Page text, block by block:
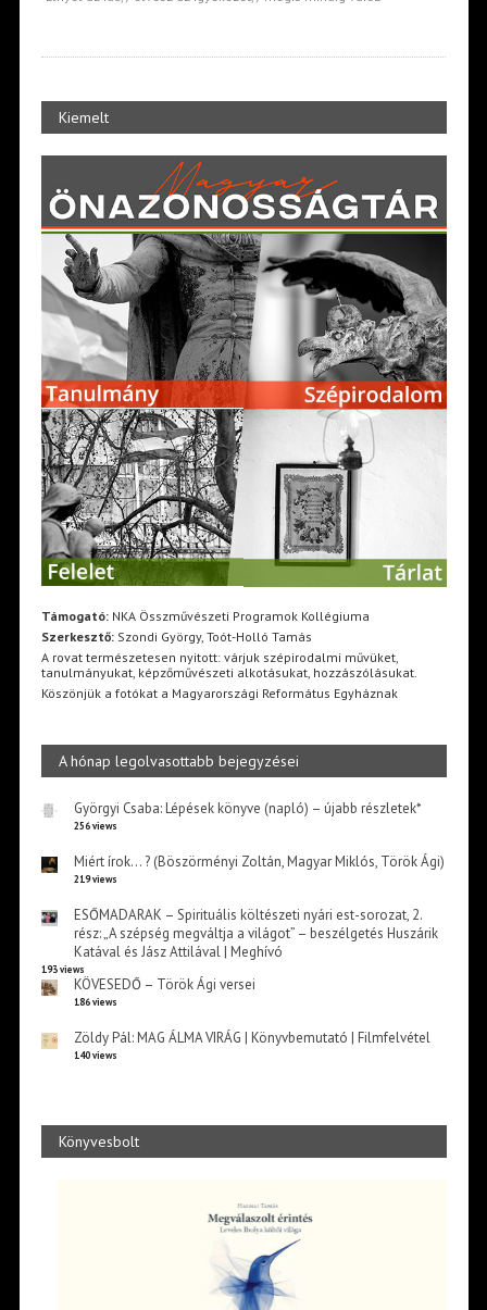
Kiemelt
Támogató:NKA Összművészeti Programok Kollégiuma
Szerkesztő:Szondi György, Toót-Holló Tamás
A rovat természetesen nyitott: várjuk szépirodalmi művüket,
tanulmányukat, képzőművészeti alkotásukat, hozzászólásukat.
Köszönjük a fotókat a Magyarországi Református Egyháznak
A hónap legolvasottabb bejegyzései
Györgyi Csaba: Lépések könyve (napló) – újabb részletek*
256 views
Miért írok… ? (Böszörményi Zoltán, Magyar Miklós, Török Ági)
219 views
ESŐMADARAK – Spirituális költészeti nyári est-sorozat, 2.
rész: „A szépség megváltja a világot” – beszélgetés Huszárik
Katával és Jász Attilával | Meghívó
193 views
KÖVESEDŐ – Török Ági versei
186 views
Zöldy Pál: MAG ÁLMA VIRÁG | Könyvbemutató | Filmfelvétel
140 views
Könyvesbolt